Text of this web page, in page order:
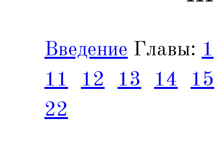
Введение Главы: 1
11
12 13 14
15
22